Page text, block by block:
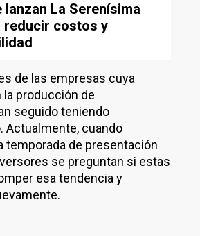
La Serenísima
reducir costos y
de las empresas cuya
la producción de
seguido teniendo
Actualmente, cuando
temporada de presentación
se preguntan si estas
esa tendencia y